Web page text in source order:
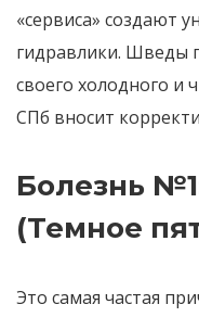
«сервиса» создают
гидравлики. Шведы
своего холодного и
СПб вносит
Болезнь
(Темное
Это самая частая